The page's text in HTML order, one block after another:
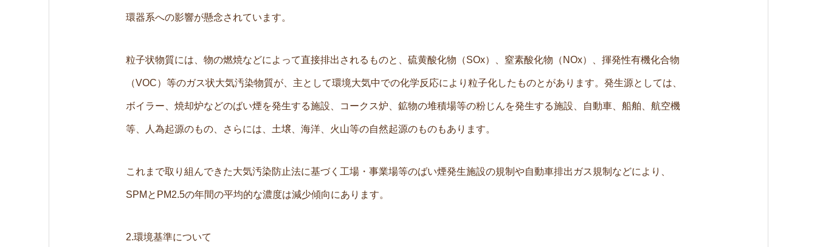
環器系への影響が懸念されています。
粒子状物質には、物の燃焼などによって直接排出されるものと、硫黄酸化物（SOx）、窒素酸化物（NOx）、揮発性有機化合物
（VOC）等のガス状大気汚染物質が、主として環境大気中での化学反応により粒子化したものとがあります。発生源としては、
ボイラー、焼却炉などのばい煙を発生する施設、コークス炉、鉱物の堆積場等の粉じんを発生する施設、自動車、船舶、航空機
等、人為起源のもの、さらには、土壌、海洋、火山等の自然起源のものもあります。
これまで取り組んできた大気汚染防止法に基づく工場・事業場等のばい煙発生施設の規制や自動車排出ガス規制などにより、
SPMとPM2.5の年間の平均的な濃度は減少傾向にあります。
2.環境基準について